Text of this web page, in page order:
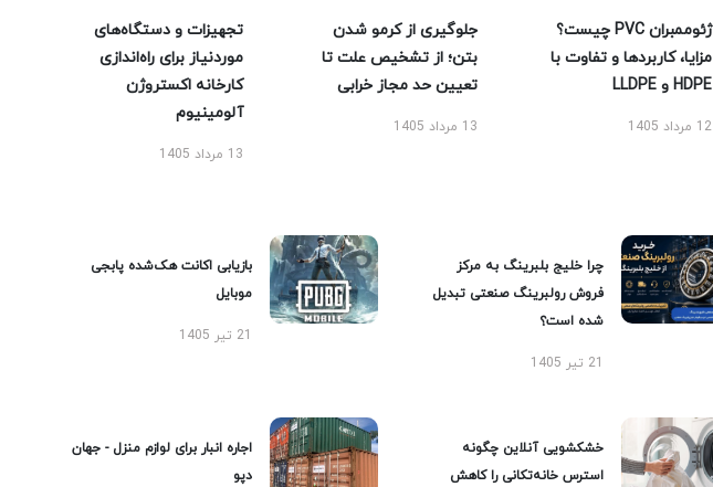
ژئوممبران PVC چیست؟
مزایا، کاربردها و تفاوت با
HDPE و LLDPE
12 مرداد 1405
جلوگیری از کرمو شدن
بتن؛ از تشخیص علت تا
تعیین حد مجاز خرابی
13 مرداد 1405
تجهیزات و دستگاه‌های
موردنیاز برای راه‌اندازی
کارخانه اکستروژن
آلومینیوم
13 مرداد 1405
چرا خلیج بلبرینگ به مرکز
فروش رولبرینگ صنعتی تبدیل
شده است؟
21 تیر 1405
بازیابی اکانت هک‌شده پابجی
موبایل
21 تیر 1405
خشکشویی آنلاین چگونه
استرس خانه‌تکانی را کاهش
اجاره انبار برای لوازم منزل - جهان
دپو